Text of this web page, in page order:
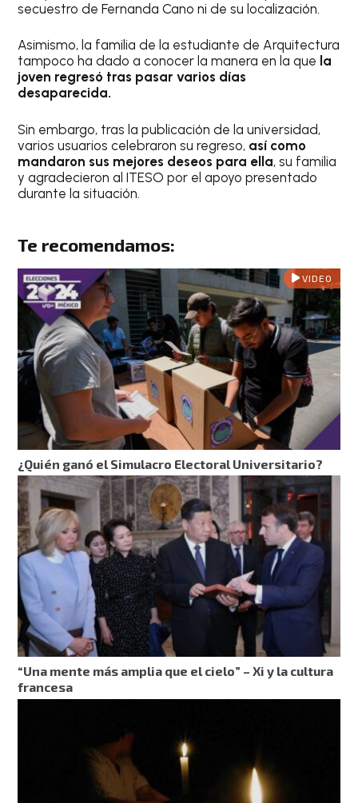
secuestro de Fernanda Cano ni de su localización.
Asimismo, la familia de la estudiante de Arquitectura
tampoco ha dado a conocer la manera en la que la
joven regresó tras pasar varios días
desaparecida.
Sin embargo, tras la publicación de la universidad,
varios usuarios celebraron su regreso, así como
mandaron sus mejores deseos para ella, su familia
y agradecieron al ITESO por el apoyo presentado
durante la situación.
Te recomendamos:
VIDEO
¿Quién ganó el Simulacro Electoral Universitario?
“Una mente más amplia que el cielo” – Xi y la cultura
francesa